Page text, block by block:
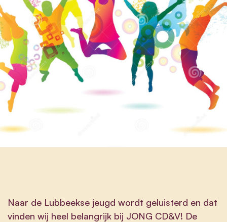
Naar de Lubbeekse jeugd wordt geluisterd en dat
vinden wij heel belangrijk bij JONG CD&V! De